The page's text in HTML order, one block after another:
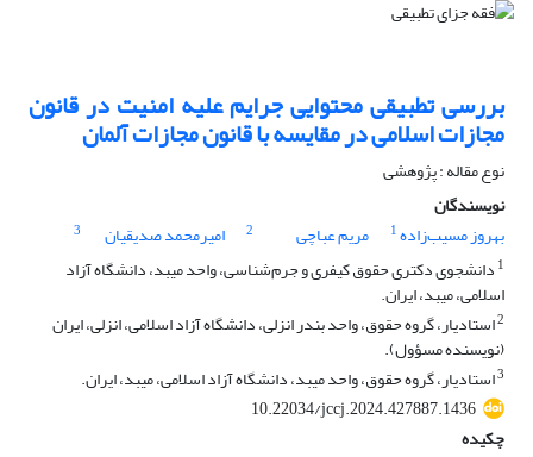
بررسی تطبیقی محتوایی جرایم علیه امنیت در قانون
مجازات اسلامی در مقایسه با قانون مجازات آلمان
نوع مقاله : پژوهشی
نویسندگان
بهروز مسیب‌زاده1 مریم عباچی 2 امیرمحمد صدیقیان
3
1 دانشجوی دکتری حقوق کیفری و جرم‌شناسی، واحد میبد، دانشگاه آزاد
اسلامی، میبد، ایران.
2استادیار، گروه حقوق، واحد بندر انزلی، دانشگاه آزاد اسلامی، انزلی، ایران
(نویسنده مسؤول).
3استادیار، گروه حقوق، واحد میبد، دانشگاه آزاد اسلامی، میبد، ایران.
10.22034/jccj.2024.427887.1436
چکیده